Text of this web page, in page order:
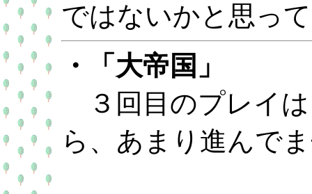
ではないかと思っ
・「大帝国」
３回目のプレイは
ら、あまり進んで